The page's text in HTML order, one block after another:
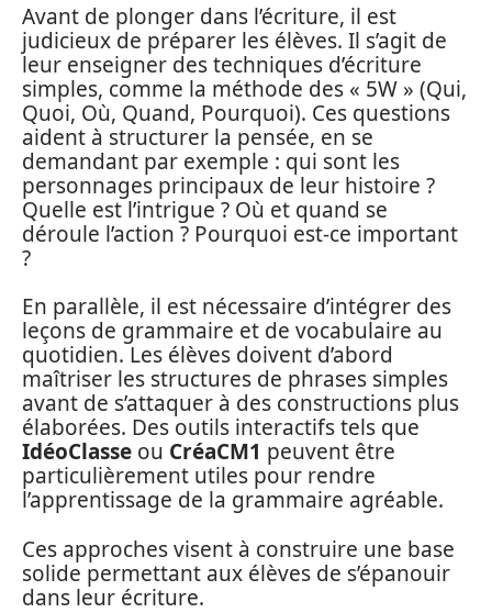
Avant de plonger dans l’écriture, il est
judicieux de préparer les élèves. Il s’agit de
leur enseigner des techniques d’écriture
simples, comme la méthode des « 5W » (Qui,
Quoi, Où, Quand, Pourquoi). Ces questions
aident à structurer la pensée, en se
demandant par exemple : qui sont les
personnages principaux de leur histoire ?
Quelle est l’intrigue ? Où et quand se
déroule l’action ? Pourquoi est-ce important
?
En parallèle, il est nécessaire d’intégrer des
leçons de grammaire et de vocabulaire au
quotidien. Les élèves doivent d’abord
maîtriser les structures de phrases simples
avant de s’attaquer à des constructions plus
élaborées. Des outils interactifs tels que
IdéoClasse ou CréaCM1 peuvent être
particulièrement utiles pour rendre
l’apprentissage de la grammaire agréable.
Ces approches visent à construire une base
solide permettant aux élèves de s’épanouir
dans leur écriture.